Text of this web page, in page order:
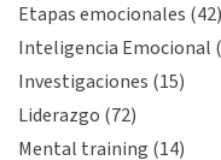
Etapas emocionales (42)
Inteligencia Emocional
Investigaciones (15)
Liderazgo (72)
Mental training (14)